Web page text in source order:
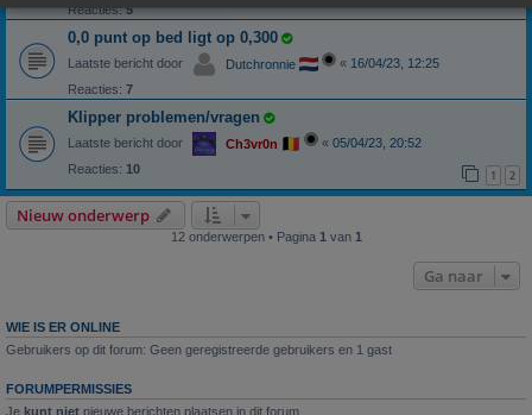
Reacties:5
0,0 punt op bed ligt op 0,300
Laatste bericht door Dutchronnie « 16/04/23, 12:25
Reacties: 7
Klipper problemen/vragen
Laatste bericht door Ch3vr0n « 05/04/23, 20:52
Reacties: 10 1 2
Nieuw onderwerp
12 onderwerpen • Pagina 1 van 1
Ga naar
WIE IS ER ONLINE
Gebruikers op dit forum: Geen geregistreerde gebruikers en 1 gast
FORUMPERMISSIES
Je kunt niet nieuwe berichten plaatsen in dit forum